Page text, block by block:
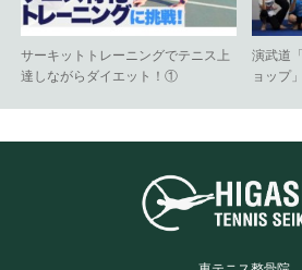
サーキットトレーニングでテニス上
達しながらダイエット！①
演武道
ョップ